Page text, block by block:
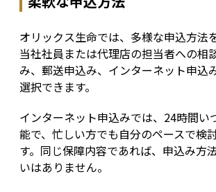
オリックス生命では、多様な申込方法
当社社員または代理店の担当者への相
み、郵送申込み、インターネット申込
選択できます。
インターネット申込みでは、24時間い
能で、忙しい方でも自分のペースで検
す。同じ保障内容であれば、申込み方
いはありません。